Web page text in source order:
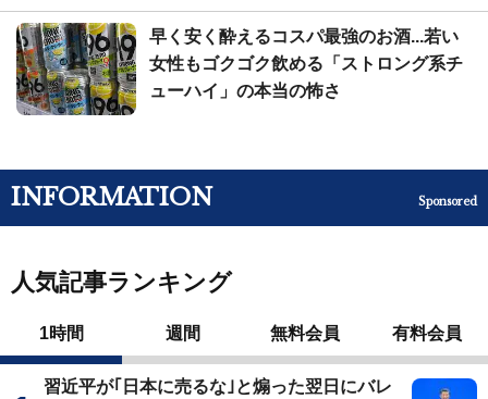
早く安く酔えるコスパ最強のお酒...若い
女性もゴクゴク飲める「ストロング系チ
ューハイ」の本当の怖さ
INFORMATION Sponsored
人気記事ランキング
1時間 週間 無料会員 有料会員
習近平が｢日本に売るな｣と煽った翌日にバレ